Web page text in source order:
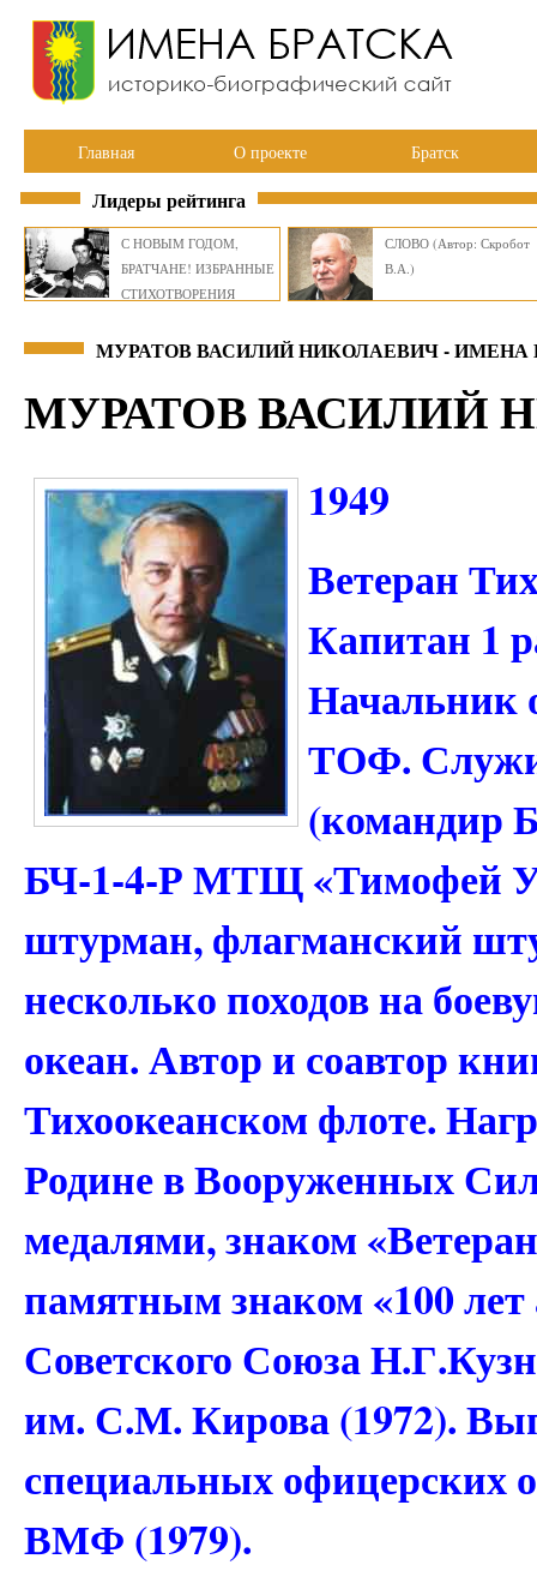
Главная О проекте Братск
Лидеры рейтинга
С НОВЫМ ГОДОМ,
БРАТЧАНЕ! ИЗБРАННЫЕ
СТИХОТВОРЕНИЯ
СЛОВО (Автор: Скробот
В.А.)
МУРАТОВ ВАСИЛИЙ НИКОЛАЕВИЧ - ИМЕНА
МУРАТОВ ВАСИЛИЙ
1949
Ветеран
Капитан 1
Начальник
ТОФ.
(командир
БЧ-1-4-Р МТЩ «Тимофей
штурман, флагманский
несколько походов на
океан. Автор и соавтор
Тихоокеанском флоте.
Родине в Вооруженных
медалями, знаком
памятным знаком «100
Советского Союза
им. С.М. Кирова (1972).
специальных офицерских
ВМФ (1979).